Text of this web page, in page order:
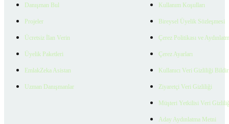
Danışman Bul
Projeler
Ücretsiz İlan Verin
Üyelik Paketleri
EmlakZeka Asistan
Uzman Danışmanlar
Kullanım Koşulları
Bireysel Üyelik Sözleşmesi
Çerez Politikası ve
Çerez Ayarları
Kullanıcı Veri Gizliliği
Ziyaretçi Veri Gizliliği
Müşteri Yetkilisi Veri
Aday Aydınlatma Metni